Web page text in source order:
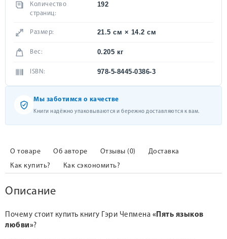
Количество
страниц:
192
Размер: 21.5 см × 14.2 см
Вес: 0.205 кг
ISBN: 978-5-8445-0386-3
Мы заботимся о качестве
Книги надёжно упаковываются и бережно доставляются к вам.
О товаре Об авторе Отзывы (0)
Доставка
Как купить?
Как сэкономить?
Описание
Почему стоит купить книгу Гэри Чепмена «Пять языков
любви»?